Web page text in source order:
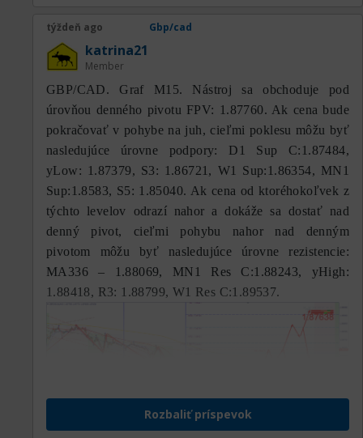
týždeň ago Gbp/cad
katrina21
Member
GBP/CAD. Graf M15. Nástroj sa obchoduje pod
úrovňou denného pivotu FPV: 1.87760. Ak cena bude
pokračovať v pohybe na juh, cieľmi poklesu môžu byť
nasledujúce úrovne podpory: D1 Sup C:1.87484,
yLow: 1.87379, S3: 1.86721, W1 Sup:1.86354, MN1
Sup:1.8583, S5: 1.85040. Ak cena od ktoréhokoľvek z
týchto levelov odrazí nahor a dokáže sa dostať nad
denný pivot, cieľmi pohybu nahor nad denným
pivotom môžu byť nasledujúce úrovne rezistencie:
МА336 – 1.88069, MN1 Res C:1.88243, yHigh:
1.88418, R3: 1.88799, W1 Res C:1.89537.
Rozbaliť príspevok